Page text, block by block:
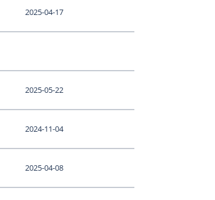
2025-04-17
2025-05-22
2024-11-04
2025-04-08